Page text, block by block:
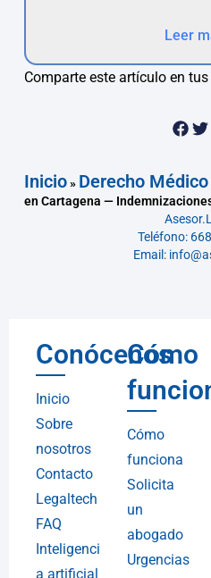
Leer
Comparte este artículo en
Inicio» Derecho Médico
en Cartagena —
Teléfono:
Email:
Conócenos
Inicio
Sobre
nosotros
Contacto
Legaltech
FAQ
Inteligenci
a artificial
Cómo
Cómo
funciona
Solicita
un
abogado
Urgencias